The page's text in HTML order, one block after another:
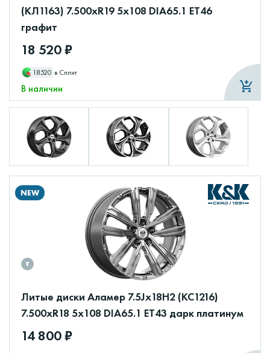
(КЛ1163) 7.500xR19 5x108 DIA65.1 ET46
графит
18 520 ₽
18520 в Сплит
В наличии
NEW
Литые диски Аламер 7.5Jx18H2 (КС1216)
7.500xR18 5x108 DIA65.1 ET43 дарк платинум
14 800 ₽